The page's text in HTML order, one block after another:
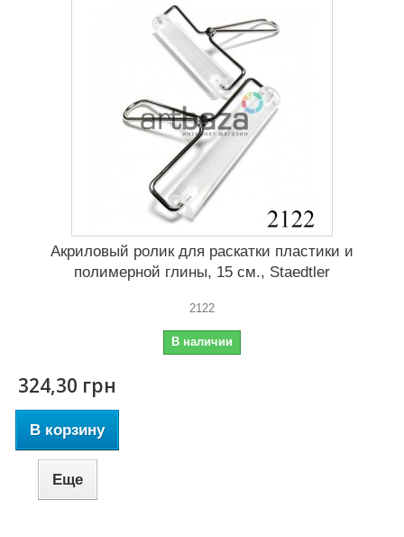
Акриловый ролик для раскатки пластики и
полимерной глины, 15 см., Staedtler
2122
В наличии
324,30 грн
В корзину
Еще